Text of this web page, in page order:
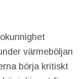
värmeböljan
börja kritiskt